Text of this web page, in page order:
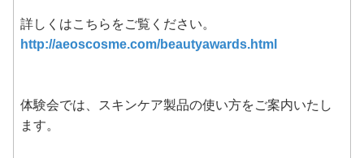
詳しくはこちらをご覧ください。
http://aeoscosme.com/beautyawards.html
体験会では、スキンケア製品の使い方をご案内いたし
ます。